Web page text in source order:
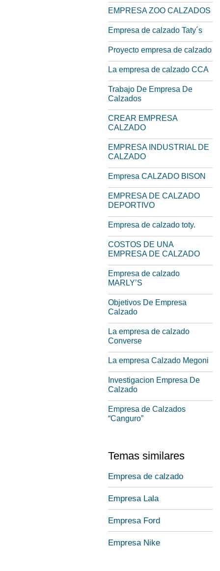
EMPRESA ZOO CALZADOS
Empresa de calzado Taty´s
Proyecto empresa de calzado
La empresa de calzado CCA
Trabajo De Empresa De
Calzados
CREAR EMPRESA
CALZADO
EMPRESA INDUSTRIAL DE
CALZADO
Empresa CALZADO BISON
EMPRESA DE CALZADO
DEPORTIVO
Empresa de calzado toty.
COSTOS DE UNA
EMPRESA DE CALZADO
Empresa de calzado
MARLY’S
Objetivos De Empresa
Calzado
La empresa de calzado
Converse
La empresa Calzado Megoni
Investigacion Empresa De
Calzado
Empresa de Calzados
“Canguro”
Temas similares
Empresa de calzado
Empresa Lala
Empresa Ford
Empresa Nike